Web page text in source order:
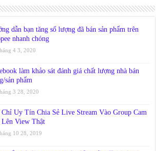
dẫn bạn tăng số lượng đã bán sản phẩm trên
nhanh chóng
4 3, 2020
làm khảo sát đánh giá chất lượng nhà bán
sản phẩm
3 28, 2020
Uy Tín Chia Sẻ Live Stream Vào Group Cam
Lên View Thật
10 28, 2019